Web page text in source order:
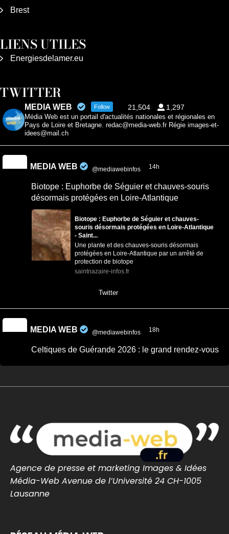
Brest
LIENS UTILES
Energiesdelamer.eu
TWITTER
MEDIA WEB Follow 21,504 1,297
Média Web est un portail d'actualités nationales et régionales en
Pays de Loire et Bretagne. redac@media-web.fr Régie images-et-
idees@mail.ch
MEDIA WEB @mediawebinfos 14h
Biotope : Euphorbe de Séguier et chauves-souris
désormais protégées en Loire-Atlantique
Biotope : Euphorbe de Séguier et chauves-
souris désormais protégées en Loire-Atlantique
- Saint...
Une plante et des chauves-souris désormais
protégées en Loire-Atlantique par un arrêté de
protection de biotope
saintnazaire-infos.fr
Twitter
MEDIA WEB @mediawebinfos 18h
Celtiques de Guérande 2026 : le grand rendez-vous
breton avec Fest-Noz et traditions celtiques.
cotedamour-infos.fr
0 0 Twitter
MEDIA WEB
Agence de presse et marketing Images & Idées
Média-Web Avenue de l’Université 24 CH-1005
Lausanne